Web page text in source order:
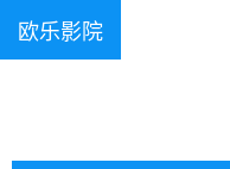
欧乐影院